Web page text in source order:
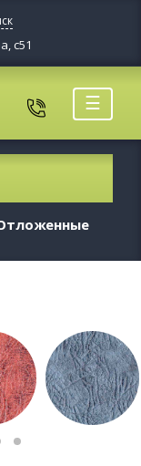
с51
☰